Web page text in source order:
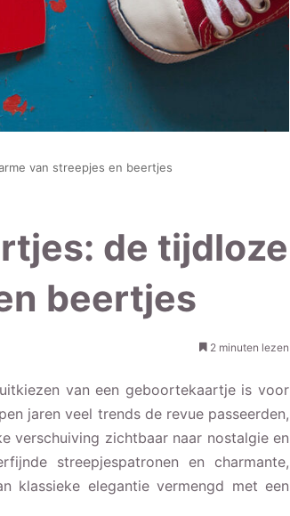
van streepjes en beertjes
de tijdloze
beertjes
2 minuten lezen
van een geboortekaartje is voor
jaren veel trends de revue passeerden,
verschuiving zichtbaar naar nostalgie en
streepjespatronen en charmante,
klassieke elegantie vermengd met een